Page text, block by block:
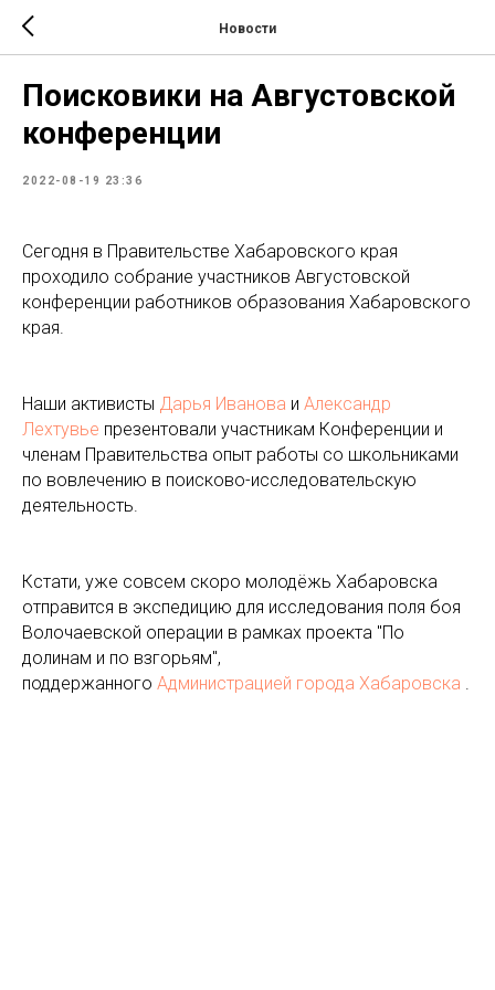
Новости
Поисковики на Августовской
конференции
2022-08-19 23:36
Сегодня в Правительстве Хабаровского края
проходило собрание участников Августовской
конференции работников образования Хабаровского
края.
Наши активисты Дарья Иванова и Александр
Лехтувье презентовали участникам Конференции и
членам Правительства опыт работы со школьниками
по вовлечению в поисково-исследовательскую
деятельность.
Кстати, уже совсем скоро молодёжь Хабаровска
отправится в экспедицию для исследования поля боя
Волочаевской операции в рамках проекта "По
долинам и по взгорьям",
поддержанного Администрацией города Хабаровска .